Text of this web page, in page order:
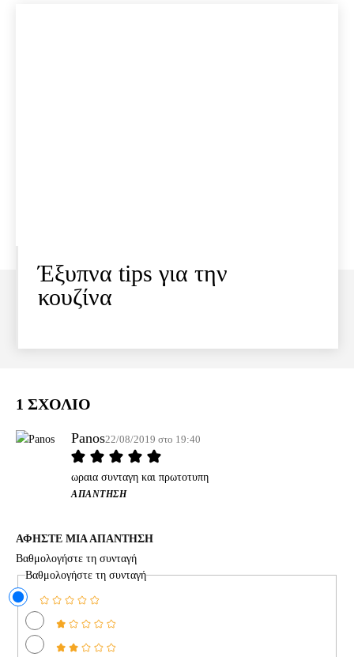
Έξυπνα tips για την
κουζίνα
1 ΣΧΟΛΙΟ
Panos22/08/2019 στο 19:40
ωραια συνταγη και πρωτοτυπη
ΑΠΆΝΤΗΣΗ
ΑΦΗΣΤΕ ΜΙΑ ΑΠΑΝΤΗΣΗ
Βαθμολογήστε τη συνταγή
Βαθμολογήστε τη συνταγή